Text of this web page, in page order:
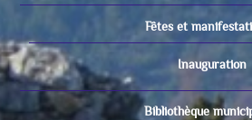
Fêtes et
Inauguration
Bibliothèque